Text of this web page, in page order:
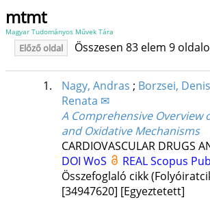
mtmt
Magyar Tudományos Művek Tára
Előző oldal Összesen 83 elem 9
1. Nagy, Andras ; Borzsei,
Renata ✉
A Comprehensive
and Oxidative Mechanisms
CARDIOVASCULAR DRUGS
DOI WoS REALScopus
Összefoglaló cikk
[34947620] [Egyeztetett]